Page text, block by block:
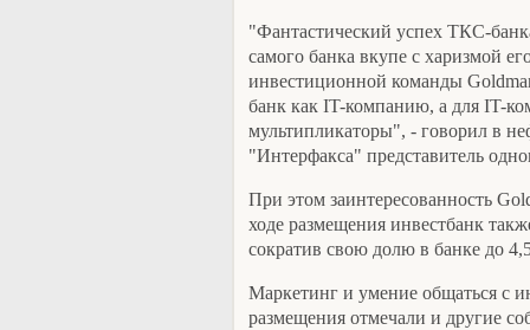
"Фантастический успех ТКС-
самого банка вкупе с харизмой
инвестиционной команды
банк как IT-компанию, а для IT-
мультипликаторы", - говорил в
"Интерфакса" представитель
При этом заинтересованность
ходе размещения инвестбанк
сократив свою долю в банке до
Маркетинг и умение общаться с
размещения отмечали и другие